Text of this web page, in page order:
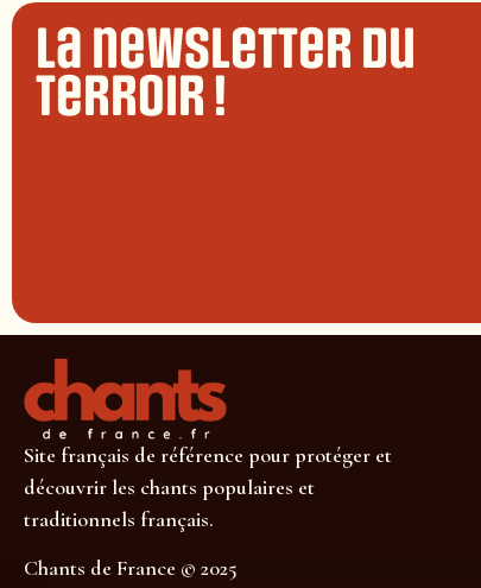
La newsletter du
terroir !
Site français de référence pour protéger et
découvrir les chants populaires et
traditionnels français.
Chants de France © 2025